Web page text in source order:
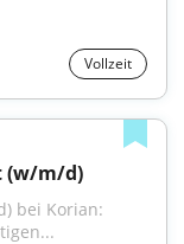
Vollzeit
(w/m/d)
bei Korian: